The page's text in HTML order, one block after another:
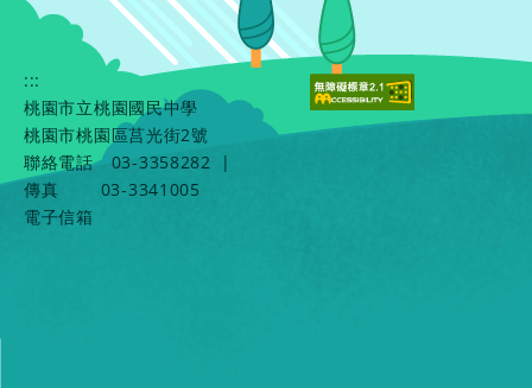
:::
桃園市立桃園國民中學
桃園市桃園區莒光街2號
聯絡電話
03-3358282
|
傳真
03-3341005
電子信箱